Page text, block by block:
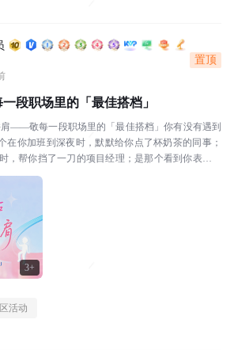
置顶
3+
段职场里的「最佳搭档」
——敬每一段职场里的「最佳搭档」你有没有遇到
你加班到深夜时，默默给你点了杯奶茶的同事；
，帮你挡了一刀的项目经理；是那个看到你表格里
的邻桌；还是那个每天和...
活动